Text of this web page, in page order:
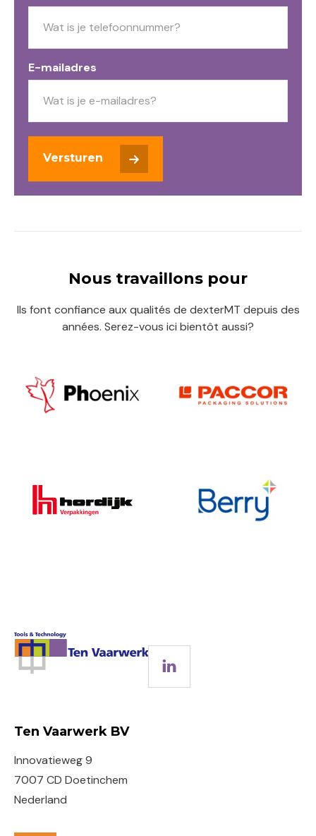
E-mailadres
Versturen
Nous travaillons pour
Ils font confiance aux qualités de dexterMT depuis des
années. Serez-vous ici bientôt aussi?
Ten Vaarwerk BV
Innovatieweg 9
7007 CD Doetinchem
Nederland